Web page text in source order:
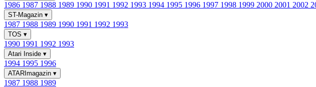
1986 1987 1988 1989 1990 1991 1992 1993 1994 1995 1996 1997 1998 1999 2000 2001 2002
ST-Magazin ▾
1987 1988 1989 1990 1991 1992 1993
TOS ▾
1990 1991 1992 1993
Atari Inside ▾
1994 1995 1996
ATARImagazin ▾
1987 1988 1989